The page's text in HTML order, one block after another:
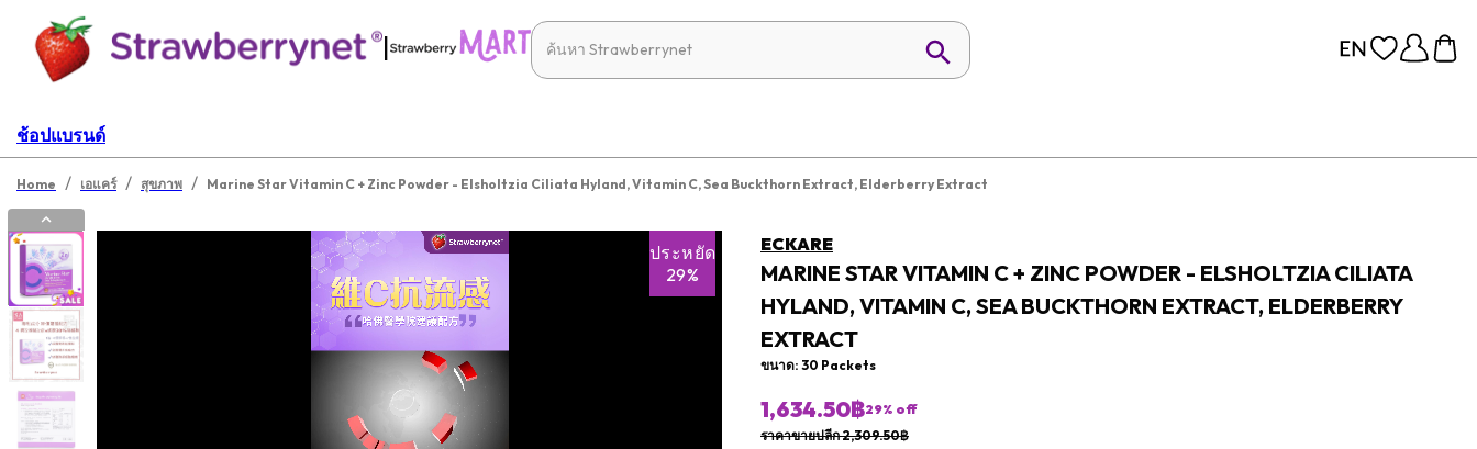
|
ช้อปแบรนด์
Home / เอแคร์ / สุขภาพ / Marine Star Vitamin C + Zinc Powder - Elsholtzia Ciliata Hyland, Vitamin C, Sea Buckthorn Extract, Elderberry Extract
ประหยัด
29%
ECKARE
MARINE STAR VITAMIN C + ZINC POWDER - ELSHOLTZIA CILIATA
HYLAND, VITAMIN C, SEA BUCKTHORN EXTRACT, ELDERBERRY
EXTRACT
ขนาด: 30 Packets
1,634.50฿29% off
ราคาขายปลีก 2,309.50฿